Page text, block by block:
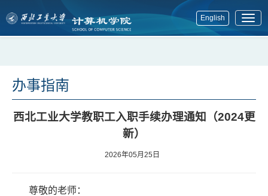
English
展
办事指南
西北工业大学教职工入职手续办理通知（2024更
新）
2026年05月25日
尊敬的老师：